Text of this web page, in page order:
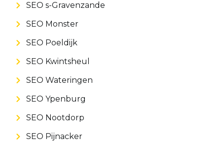
SEO s-Gravenzande
SEO Monster
SEO Poeldijk
SEO Kwintsheul
SEO Wateringen
SEO Ypenburg
SEO Nootdorp
SEO Pijnacker